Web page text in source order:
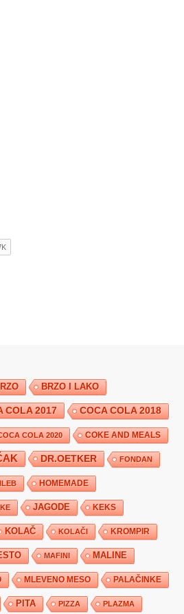
BRZO I LAKO
COLA 2017 COCA COLA 2018
COLA 2020 COKE AND MEALS
DR.OETKER FONDAN
HOMEMADE
JAGODE KEKS
KOLAČ KOLAČI KROMPIR
MAFINI MALINE
MLEVENO MESO PALAČINKE
PITA PIZZA PLAZMA